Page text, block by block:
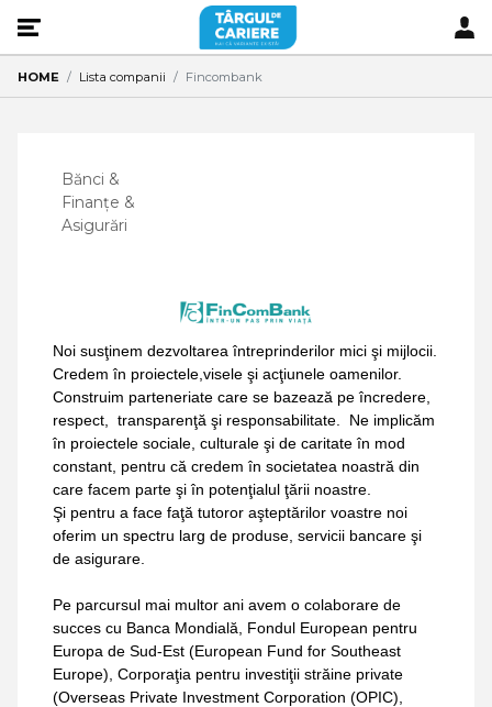
HOME Lista companii Fincombank
Bănci &
Finanțe &
Asigurări
Noi susţinem dezvoltarea întreprinderilor mici şi mijlocii.
Credem în proiectele,visele şi acţiunele oamenilor.
Construim parteneriate care se bazează pe încredere,
respect, transparenţă şi responsabilitate. Ne implicăm
în proiectele sociale, culturale şi de caritate în mod
constant, pentru că credem în societatea noastră din
care facem parte şi în potenţialul ţării noastre.
Şi pentru a face faţă tutoror aşteptărilor voastre noi
oferim un spectru larg de produse, servicii bancare şi
de asigurare.
Pe parcursul mai multor ani avem o colaborare de
succes cu Banca Mondială, Fondul European pentru
Europa de Sud-Est (European Fund for Southeast
Europe), Corporaţia pentru investiţii străine private
(Overseas Private Investment Corporation (OPIC),